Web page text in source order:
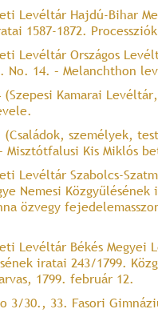
Levéltár Hajdú-Bihar
1587-1872.
Levéltár Országos
No. 14. – Melanchthon
(Szepesi Kamarai
(Családok, személyek,
Misztótfalusi Kis Miklós
Levéltár Szabolcs-
Nemesi
özvegy
Levéltár Békés Megyei
iratai 243/1799.
1799. február 12.
3/30., 33. Fasori